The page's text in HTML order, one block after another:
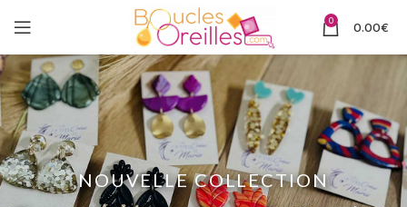
0 0.00€
NOUVELLE COLLECTION